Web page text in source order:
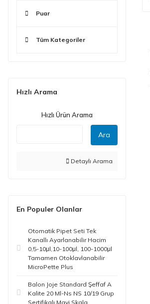
Puar
Tüm Kategoriler
Hızlı Arama
Hızlı Ürün Arama
Ara
Detaylı Arama
En Populer Olanlar
Otomatik Pipet Seti Tek
Kanallı Ayarlanabilir Hacim
0,5-10μl,10-100μl, 100-1000μl
Tamamen Otoklavlanabilir
MicroPette Plus
Balon Joje Standard Şeffaf A
Kalite 20 Ml-Ns NS 10/19 Grup
Sertifikalı Mavi Skala